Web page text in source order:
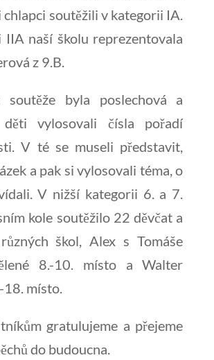
soutěžili v kategorii IA.
naší školu reprezentovala
z 9.B.
soutěže byla poslechová a
vylosovali čísla pořadí
V té se museli představit,
a pak si vylosovali téma, o
V nižší kategorii 6. a 7.
kole soutěžilo 22 děvčat a
škol, Alex s Tomáše
8.-10. místo a Walter
18. místo.
gratulujeme a přejeme
do budoucna.